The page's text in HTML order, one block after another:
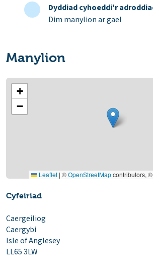
Dyddiad cyhoeddi'r
Dim manylion ar gael
Manylion
+
−
Leaflet | ©OpenStreetMapcontributors, ©
Cyfeiriad
Caergeiliog
Caergybi
Isle of Anglesey
LL65 3LW